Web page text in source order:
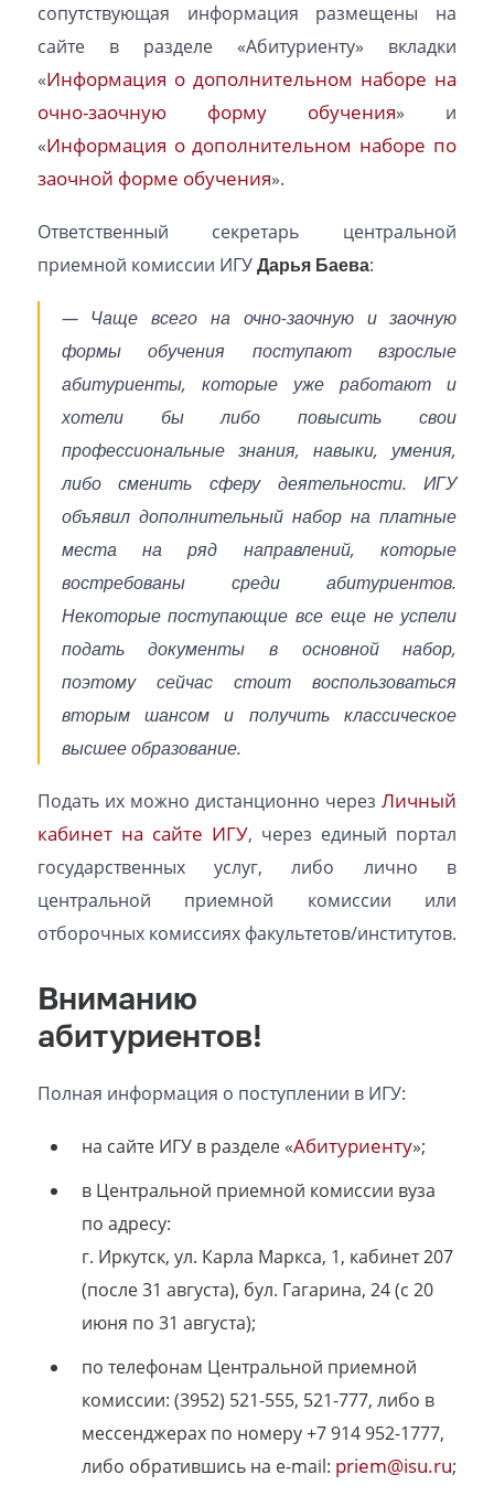
сопутствующая информация размещены на
сайте в разделе «Абитуриенту» вкладки
«Информация о дополнительном наборе на
очно-заочную форму обучения» и
«Информация о дополнительном наборе по
заочной форме обучения».
Ответственный секретарь центральной
приемной комиссии ИГУДарья Баева:
— Чаще всего на очно-заочную и заочную
формы обучения поступают взрослые
абитуриенты, которые уже работают и
хотели бы либо повысить свои
профессиональные знания, навыки, умения,
либо сменить сферу деятельности. ИГУ
объявил дополнительный набор на платные
места на ряд направлений, которые
востребованы среди абитуриентов.
Некоторые поступающие все еще не успели
подать документы в основной набор,
поэтому сейчас стоит воспользоваться
вторым шансом и получить классическое
высшее образование.
Подать их можно дистанционно черезЛичный
кабинет на сайте ИГУ, через единый портал
государственных услуг, либо лично в
центральной приемной комиссии или
отборочных комиссиях факультетов/институтов.
Вниманию
абитуриентов!
Полная информация о поступлении в ИГУ:
на сайте ИГУ в разделе «Абитуриенту»;
в Центральной приемной комиссии вуза
по адресу:
г. Иркутск, ул. Карла Маркса, 1, кабинет 207
(после 31 августа), бул. Гагарина, 24 (с 20
июня по 31 августа);
по телефонам Центральной приемной
комиссии: (3952) 521-555, 521-777, либо в
мессенджерах по номеру +7 914 952-1777,
либо обратившись на e-mail: priem@isu.ru;